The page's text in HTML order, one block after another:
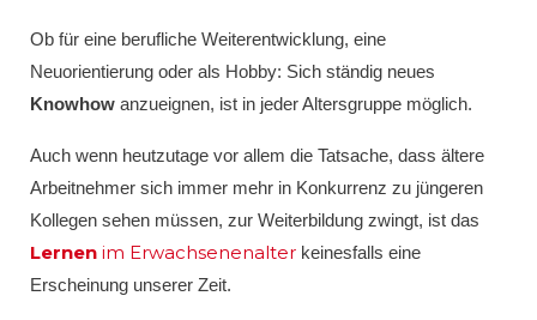
Ob für eine berufliche Weiterentwicklung, eine
Neuorientierung oder als Hobby: Sich ständig neues
Knowhow anzueignen, ist in jeder Altersgruppe möglich.
Auch wenn heutzutage vor allem die Tatsache, dass ältere
Arbeitnehmer sich immer mehr in Konkurrenz zu jüngeren
Kollegen sehen müssen, zur Weiterbildung zwingt, ist das
Lernen im Erwachsenenalter keinesfalls eine
Erscheinung unserer Zeit.